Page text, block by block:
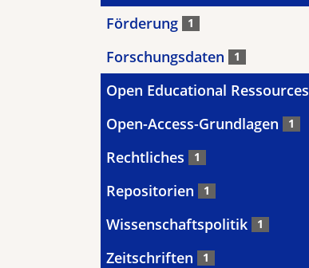
Förderung 1
Forschungsdaten 1
Open Educational Ressources
Open-Access-Grundlagen 1
Rechtliches 1
Repositorien 1
Wissenschaftspolitik 1
Zeitschriften 1